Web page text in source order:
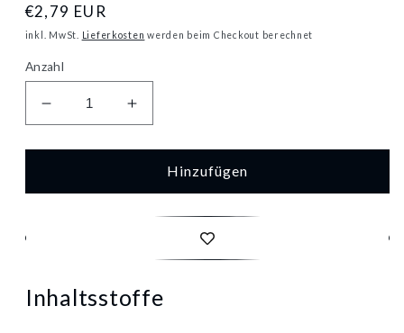
Normaler
Preis
€2,79 EUR
inkl. MwSt. Lieferkosten werden beim Checkout berechnet
Anzahl
Verringere
die
Menge
Bio
Kokos
glutenfrei
Erhöhe
die
Menge
Bio
Kokos
glutenfrei
Hinzufügen
Inhaltsstoffe